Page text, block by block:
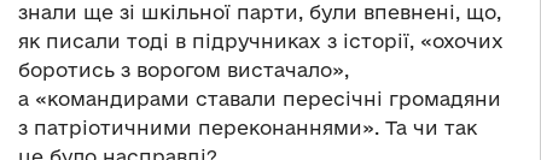
знали ще зі шкільної парти, були впевнені, що,
як писали тоді в підручниках з історії, «охочих
боротись з ворогом вистачало»,
а «командирами ставали пересічні громадяни
з патріотичними переконаннями». Та чи так